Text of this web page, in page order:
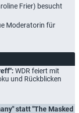
Frier) besucht
Moderatorin für
WDR feiert mit
und Rückblicken
statt "The Masked